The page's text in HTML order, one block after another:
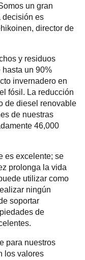
un gran
decisión es
director de
y residuos
un 90%
invernadero en
fósil. La reducción
de diesel renovable
de nuestras
46,000
es excelente; se
prolonga la vida
utilizar como
ningún
soportar
de
para nuestros
los valores